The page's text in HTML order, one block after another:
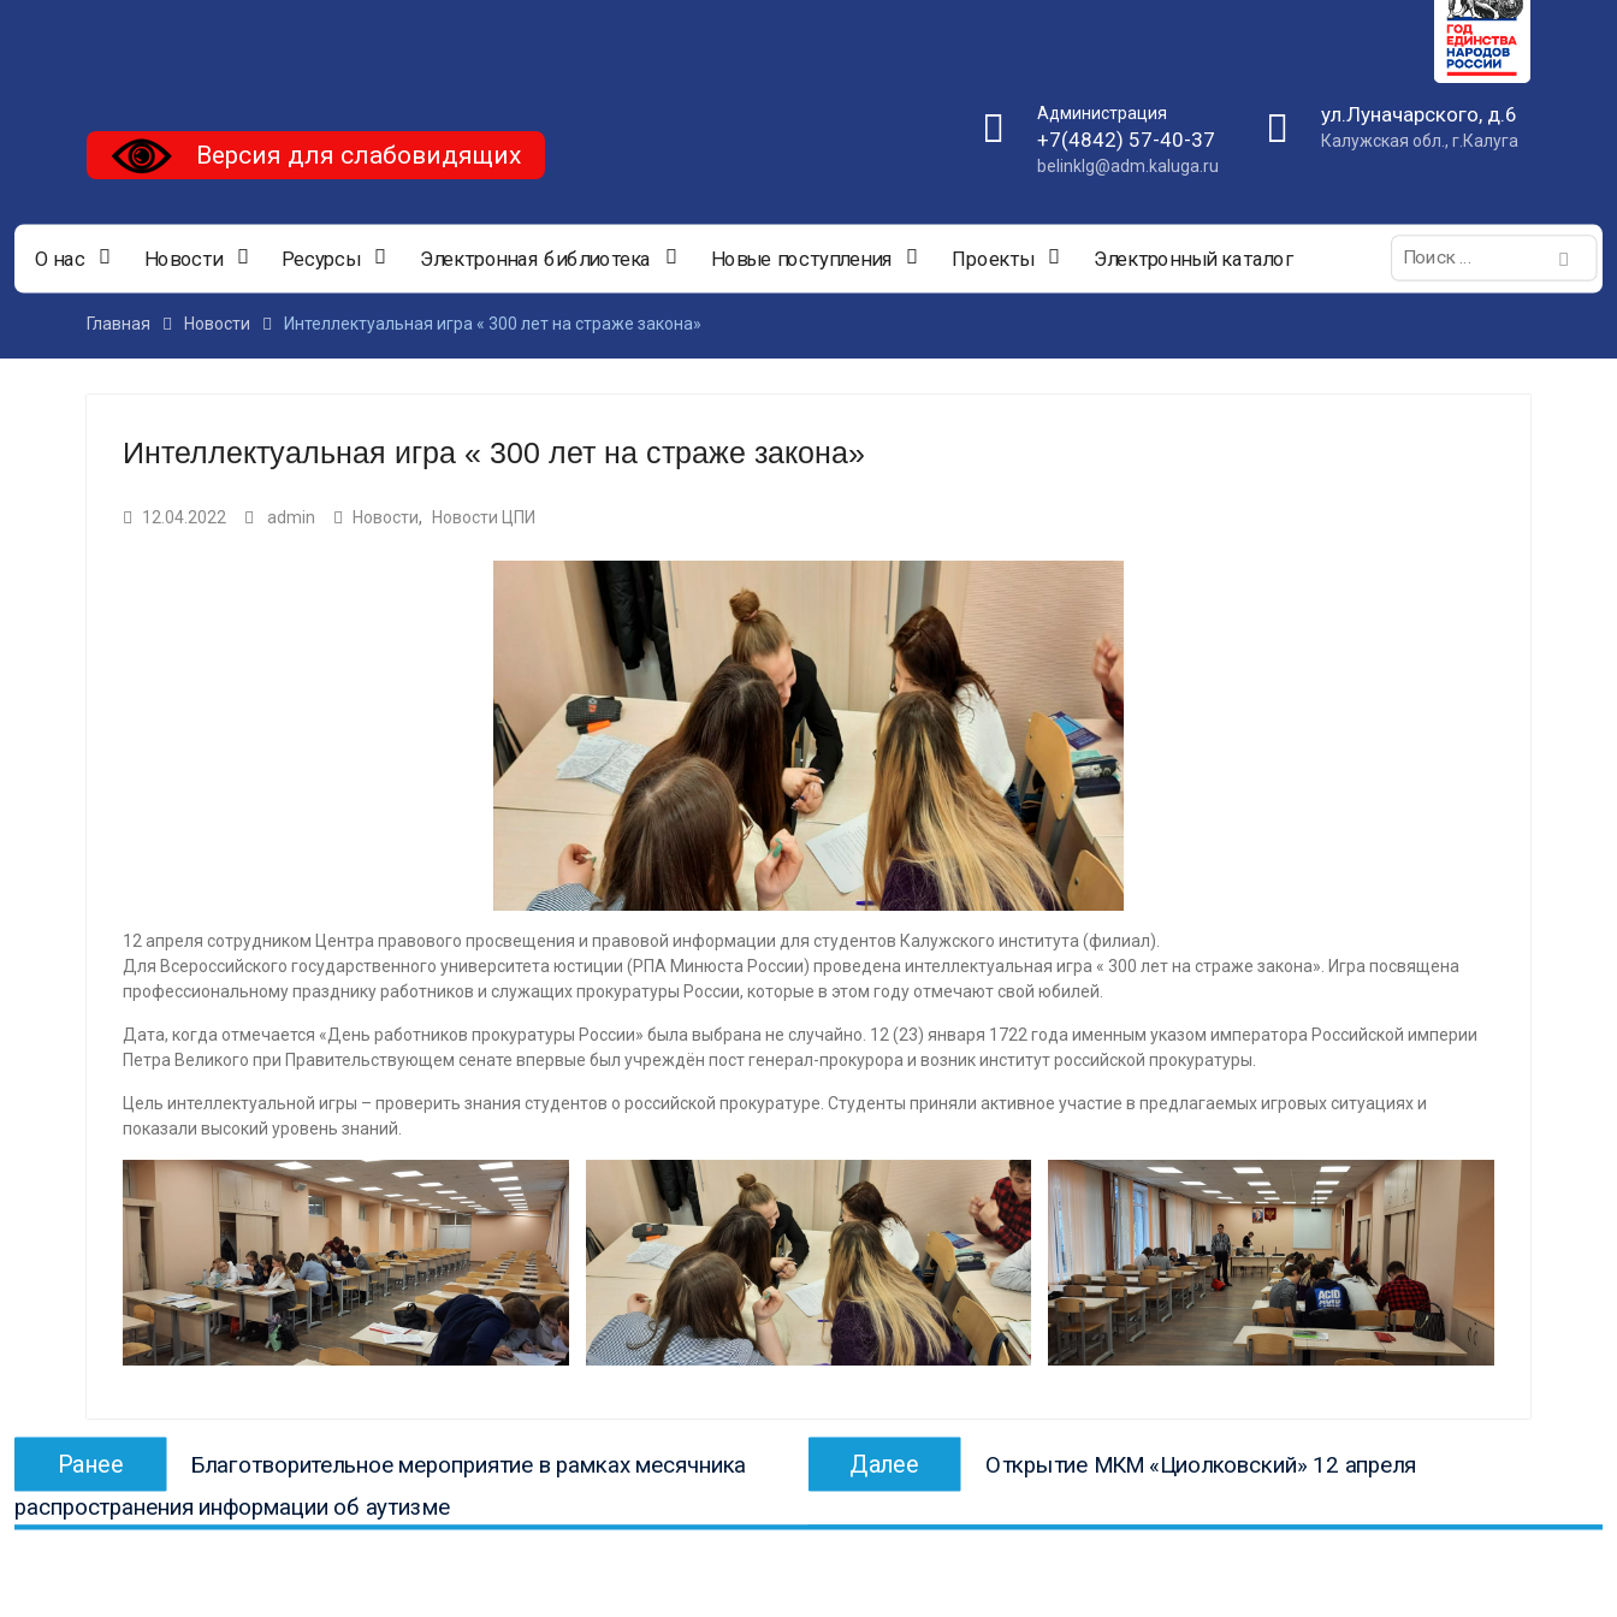
Администрация
+7(4842) 57-40-37
belinklg@adm.kaluga.ru
ул.Луначарского, д.6
Калужская обл., г.Калуга
Версия для слабовидящих
О нас Новости Ресурсы Электронная библиотека Новые поступления Проекты Электронный каталог
Поиск:
Главная Новости Интеллектуальная игра « 300 лет на страже закона»
Интеллектуальная игра « 300 лет на страже закона»
12.04.2022 admin Новости, Новости ЦПИ
12 апреля сотрудником Центра правового просвещения и правовой информации для студентов Калужского института (филиал).
Для Всероссийского государственного университета юстиции (РПА Минюста России) проведена интеллектуальная игра « 300 лет на страже закона». Игра посвящена
профессиональному празднику работников и служащих прокуратуры России, которые в этом году отмечают свой юбилей.
Дата, когда отмечается «День работников прокуратуры России» была выбрана не случайно. 12 (23) января 1722 года именным указом императора Российской империи
Петра Великого при Правительствующем сенате впервые был учреждён пост генерал-прокурора и возник институт российской прокуратуры.
Цель интеллектуальной игры – проверить знания студентов о российской прокуратуре. Студенты приняли активное участие в предлагаемых игровых ситуациях и
показали высокий уровень знаний.
Навигация
записям
Ранее
запись:
Благотворительное мероприятие в рамках месячника
распространения информации об аутизме
Далее
запись:
Открытие МКМ «Циолковский» 12 апреля